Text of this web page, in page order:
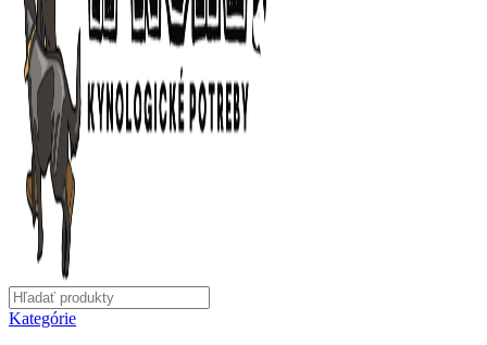
Kategórie